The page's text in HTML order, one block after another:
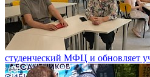
студенческий МФЦ и обновляет